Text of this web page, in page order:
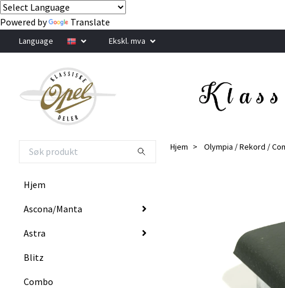
Powered by Translate
Language Ekskl. mva
Hjem
Ascona/Manta
Astra
Blitz
Combo
Hjem Olympia / Rekord /